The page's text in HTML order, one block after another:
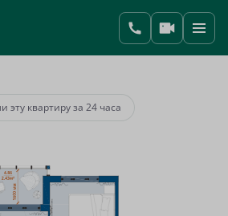
8 677 033 руб.
эту квартиру за 24 часа